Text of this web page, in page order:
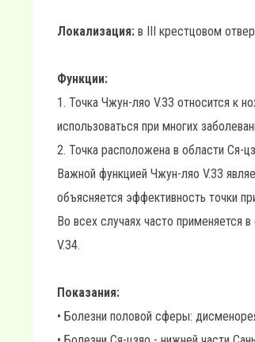
Локализация: в III крестцовом
Функции:
1. Точка Чжун-ляо V.33 относится к
использоваться при многих
2. Точка расположена в области Ся-
Важной функцией Чжун-ляо V.33
объясняется эффективность точки
Во всех случаях часто применяется
V.34.
Показания:
• Болезни половой сферы: